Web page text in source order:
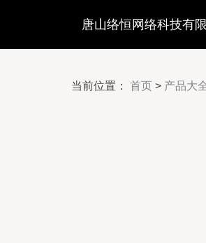
唐山络恒网络科技有
当前位置： 首页 > 产品大